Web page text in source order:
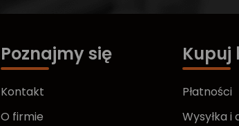
Poznajmy się
Kontakt
O firmie
Kupuj
Płatności
Wysyłka i